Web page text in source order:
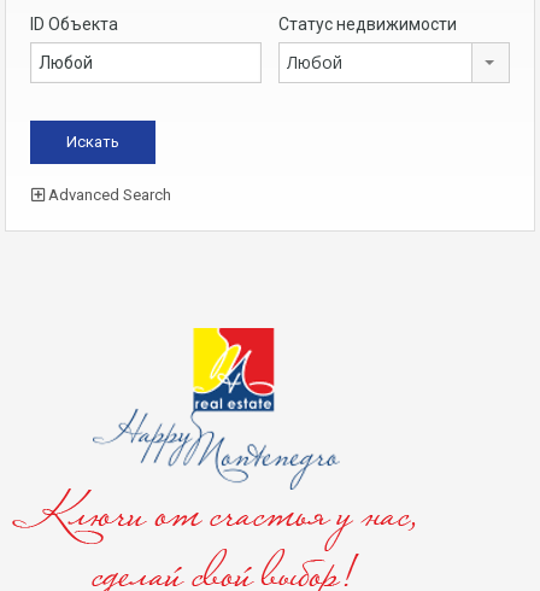
ID Объекта Статус недвижимости
Любой
Advanced Search